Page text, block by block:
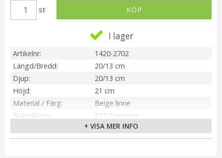
st
KÖP
I lager
Artikelnr
1420-2702
Längd/Bredd
20/13 cm
Djup
20/13 cm
Höjd
21 cm
Material / Färg
Beige linne
Skärmfäste
E27 Toppring
Inomhus
Tillverkare
PR Home
+ VISA MER INFO